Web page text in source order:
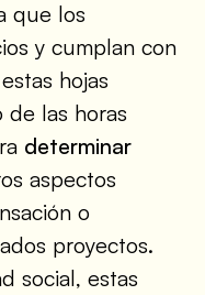
que los
y cumplan con
hojas
las horas
determinar
aspectos
o
proyectos.
social, estas